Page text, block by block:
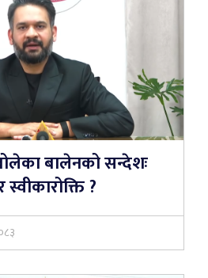
बालेनको सन्देशः
?